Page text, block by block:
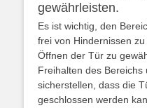
gewährleisten.
Es ist wichtig, den
frei von Hindernissen
Öffnen der Tür zu
Freihalten des
sicherstellen, dass die
geschlossen werden